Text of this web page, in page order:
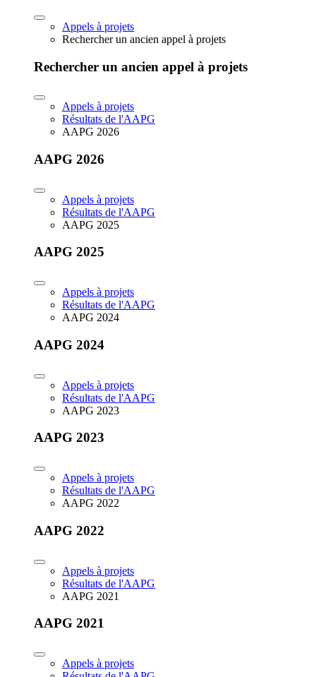
Appels à projets
Rechercher un ancien appel à projets
Rechercher un ancien appel à projets
Appels à projets
Résultats de l'AAPG
AAPG 2026
AAPG 2026
Appels à projets
Résultats de l'AAPG
AAPG 2025
AAPG 2025
Appels à projets
Résultats de l'AAPG
AAPG 2024
AAPG 2024
Appels à projets
Résultats de l'AAPG
AAPG 2023
AAPG 2023
Appels à projets
Résultats de l'AAPG
AAPG 2022
AAPG 2022
Appels à projets
Résultats de l'AAPG
AAPG 2021
AAPG 2021
Appels à projets